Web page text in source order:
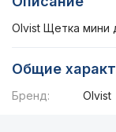
Olvist Щетка мини
Общие
Бренд: Olvist